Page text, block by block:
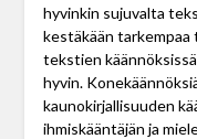
hyvinkin sujuvalta
kestäkään
tekstien
hyvin.
kaunokirjallisuuden
ihmiskääntäjän ja